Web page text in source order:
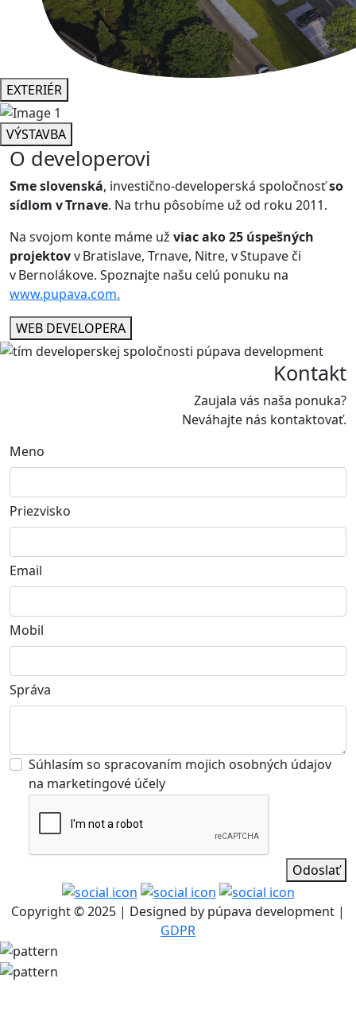
EXTERIÉR
VÝSTAVBA
O developerovi
Sme slovenská, investično-developerská spoločnosťso
sídlom v Trnave. Na trhu pôsobíme už od roku 2011.
Na svojom konte máme už viac ako 25 úspešných
projektovv Bratislave, Trnave, Nitre, v Stupave či
v Bernolákove. Spoznajte našu celú ponuku na
www.pupava.com.
WEB DEVELOPERA
Kontakt
Zaujala vás naša ponuka?
Neváhajte nás kontaktovať.
Meno
Priezvisko
Email
Mobil
Správa
Súhlasím so spracovaním mojich osobných údajov
na marketingové účely
Odoslať
Copyright © 2025 | Designed by púpava development |
GDPR